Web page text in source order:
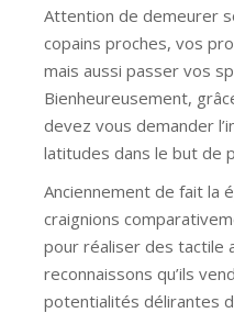
Attention de demeurer
copains proches, vos
mais aussi passer vos
Bienheureusement,
devez vous demander
latitudes dans le but de
Anciennement de fait la
craignions
pour réaliser des tactile
reconnaissons qu’ils
potentialités délirantes